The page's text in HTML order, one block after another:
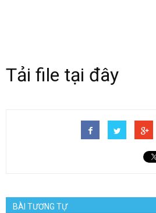
Tải file tại đây
BÀI TƯƠNG TỰ